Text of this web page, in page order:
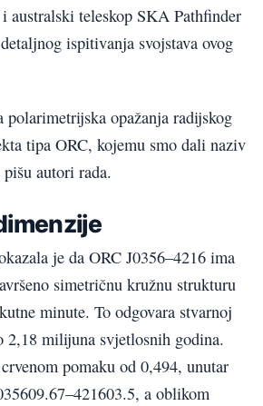
australski teleskop SKA Pathfinder
ispitivanja svojstava ovog
polarimetrijska opažanja radijskog
tipa ORC, kojemu smo dali naziv
autori rada.
je da ORC J0356–4216 ima
simetričnu kružnu strukturu
minute. To odgovara stvarnoj
milijuna svjetlosnih godina.
pomaku od 0,494, unutar
a oblikom